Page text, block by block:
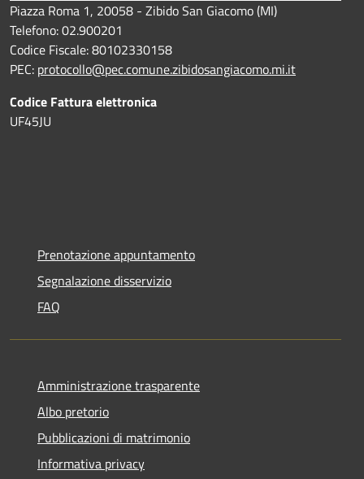
Piazza Roma 1, 20058 - Zibido San Giacomo (MI)
Telefono: 02.900201
Codice Fiscale: 80102330158
PEC: protocollo@pec.comune.zibidosangiacomo.mi.it
Codice Fattura elettronica
UF45JU
Prenotazione appuntamento
Segnalazione disservizio
FAQ
Amministrazione trasparente
Albo pretorio
Pubblicazioni di matrimonio
Informativa privacy